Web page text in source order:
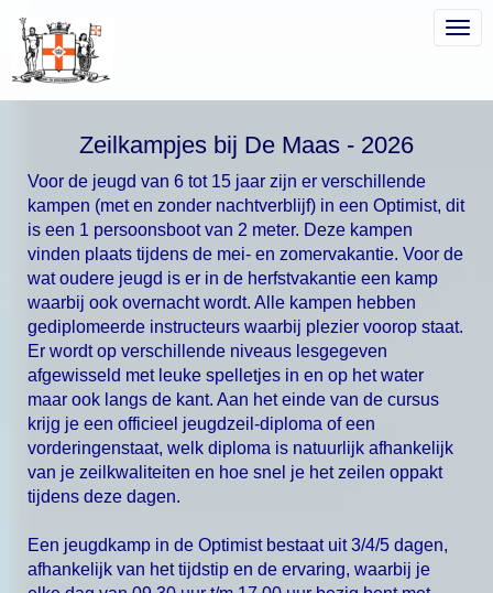
Zeilkampjes bij De Maas - 2026
Voor de jeugd van 6 tot 15 jaar zijn er verschillende
kampen (met en zonder nachtverblijf) in een Optimist, dit
is een 1 persoonsboot van 2 meter. Deze kampen
vinden plaats tijdens de mei- en zomervakantie. Voor de
wat oudere jeugd is er in de herfstvakantie een kamp
waarbij ook overnacht wordt. Alle kampen hebben
gediplomeerde instructeurs waarbij plezier voorop staat.
Er wordt op verschillende niveaus lesgegeven
afgewisseld met leuke spelletjes in en op het water
maar ook langs de kant. Aan het einde van de cursus
krijg je een officieel jeugdzeil-diploma of een
vorderingenstaat, welk diploma is natuurlijk afhankelijk
van je zeilkwaliteiten en hoe snel je het zeilen oppakt
tijdens deze dagen.
Een jeugdkamp in de Optimist bestaat uit 3/4/5 dagen,
afhankelijk van het tijdstip en de ervaring, waarbij je